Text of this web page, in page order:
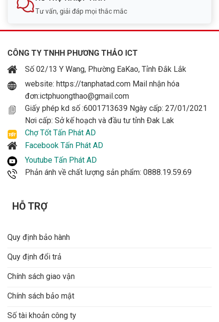
Tư vấn, giải đáp mọi thắc mắc
CÔNG TY TNHH PHƯƠNG THẢO ICT
Số 02/13 Y Wang, Phường EaKao, Tỉnh Đắk Lắk
website: https://tanphatad.com Mail nhận hóa
đơn:ictphuongthao@gmail.com
Giấy phép kd số :6001713639 Ngày cấp: 27/01/2021
Nơi cấp: Sở kế hoạch và đầu tư tỉnh Đak Lak
Chợ Tốt Tấn Phát AD
Facebook Tấn Phát AD
Youtube Tấn Phát AD
Phản ánh về chất lượng sản phẩm: 0888.19.59.69
HỖ TRỢ
Quy định bảo hành
Quy định đổi trả
Chính sách giao vận
Chính sách bảo mật
Số tài khoản công ty